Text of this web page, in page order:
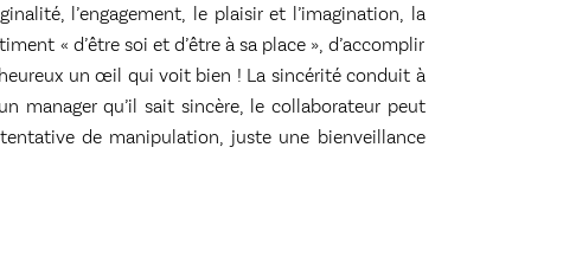
l’engagement, le plaisir et l’imagination, la
« d’être soi et d’être à sa place », d’accomplir
un œil qui voit bien ! La sincérité conduit à
manager qu’il sait sincère, le collaborateur peut
de manipulation, juste une bienveillance